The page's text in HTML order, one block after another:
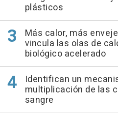
plásticos
Más calor, más
vincula las olas de
biológico acelerado
Identifican un
multiplicación de las
sangre